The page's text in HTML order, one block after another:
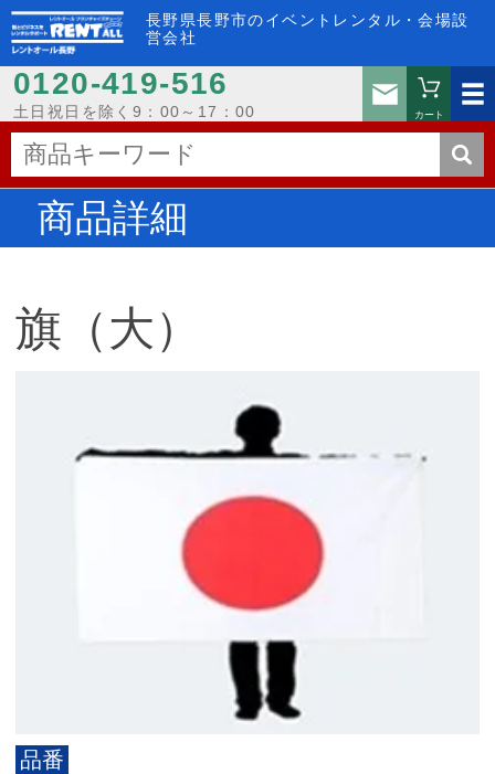
長野県長野市のイベントレンタル・会場設
営会社
0120-419-516
土日祝日を除く9：00～17：00
お問い
カート
商品詳細
旗（大）
品番